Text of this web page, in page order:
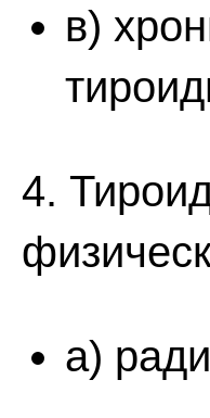
в)
4.
а)